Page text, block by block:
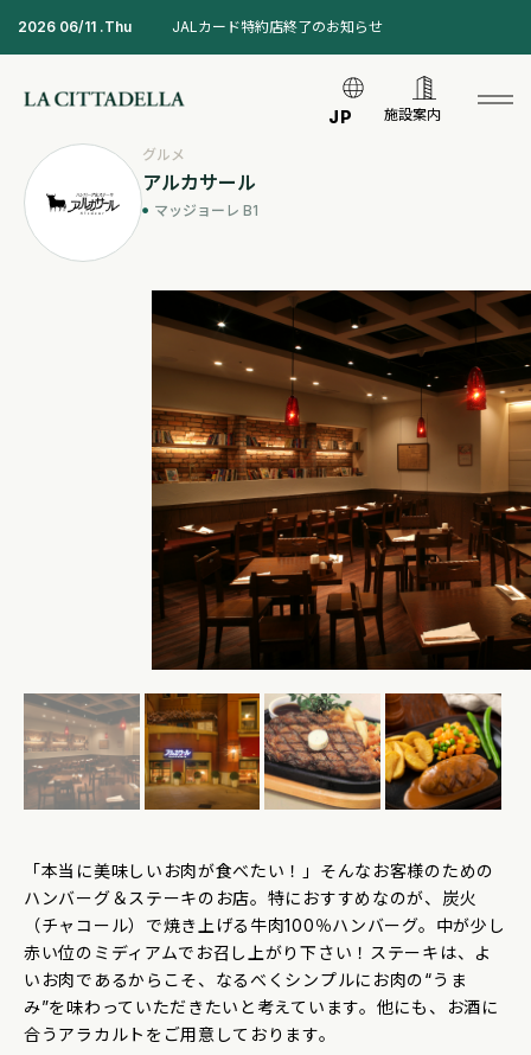
2026 06/11 .Thu JALカード特約店終了のお知らせ
JP 施設案内
グルメ
アルカサール
マッジョーレ B1
「本当に美味しいお肉が食べたい！」そんなお客様のための
ハンバーグ＆ステーキのお店。特におすすめなのが、炭火
（チャコール）で焼き上げる牛肉100％ハンバーグ。中が少し
赤い位のミディアムでお召し上がり下さい！ステーキは、よ
いお肉であるからこそ、なるべくシンプルにお肉の“うま
み”を味わっていただきたいと考えています。他にも、お酒に
合うアラカルトをご用意しております。